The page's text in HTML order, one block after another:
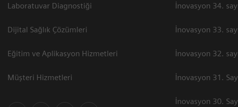
Laboratuvar Diagnostiği
Dijital Sağlık Çözümleri
Eğitim ve Aplikasyon Hizmetleri
Müşteri Hizmetleri
İnovasyon 34.
İnovasyon 33.
İnovasyon 32.
İnovasyon 31.
İnovasyon 30.